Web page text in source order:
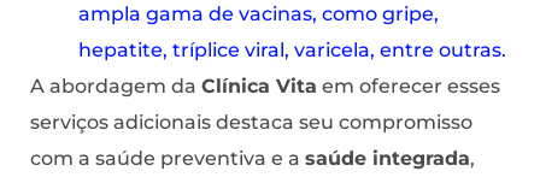
ampla gama de vacinas, como gripe,
hepatite, tríplice viral, varicela, entre outras.
A abordagem da Clínica Vita em oferecer esses
serviços adicionais destaca seu compromisso
com a saúde preventiva e a saúde integrada,